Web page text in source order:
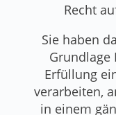
Recht
Sie haben
Erfüllung
verarbeiten,
in einem